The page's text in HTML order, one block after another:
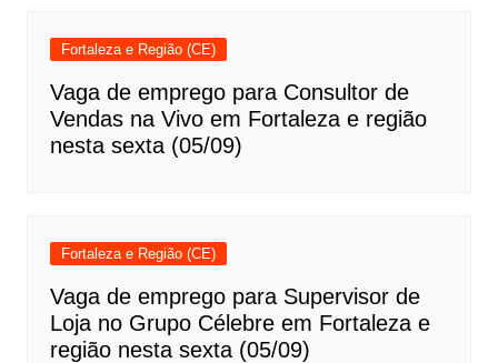
Fortaleza e Região (CE)
Vaga de emprego para Consultor de
Vendas na Vivo em Fortaleza e região
nesta sexta (05/09)
Fortaleza e Região (CE)
Vaga de emprego para Supervisor de
Loja no Grupo Célebre em Fortaleza e
região nesta sexta (05/09)